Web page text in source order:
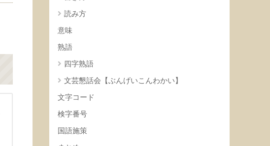
読み方
意味
熟語
四字熟語
文芸懇話会【ぶんげいこんわかい】
文字コード
検字番号
国語施策